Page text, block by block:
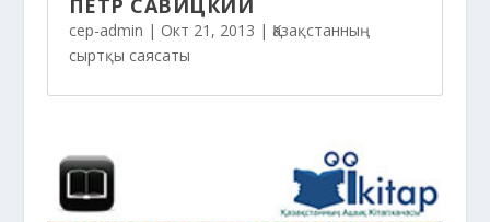
ПЕТР САВИЦКИЙ
cep-admin | Окт 21, 2013 | Қазақстанның
сыртқы саясаты